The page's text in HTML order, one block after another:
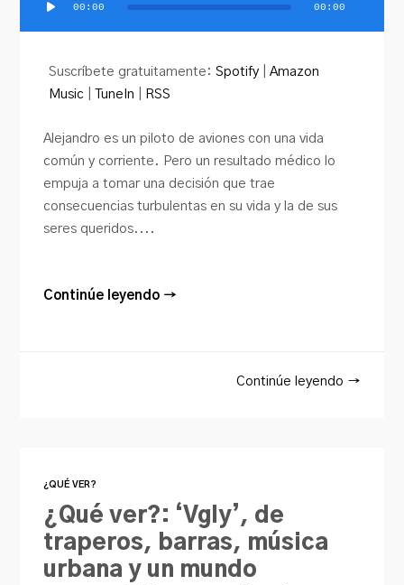
Reproductor
00:00 00:00
Suscríbete gratuitamente:Spotify |Amazon
Music
TuneIn RSS
Alejandro es un piloto de aviones con una vida
común y corriente. Pero un resultado médico lo
empuja a tomar una decisión que trae
consecuencias turbulentas en su vida y la de sus
seres queridos....
Continúe leyendo →
Continúe leyendo →
¿QUÉ VER?
¿Qué ver?: ‘Vgly’, de
traperos, barras, música
urbana y un mundo